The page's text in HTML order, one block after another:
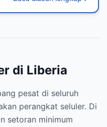
di Liberia
pesat di seluruh
perangkat seluler. Di
setoran minimum